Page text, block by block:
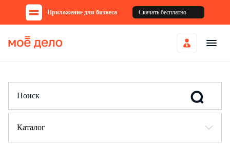
Приложение для бизнеса Скачать бесплатно
Каталог